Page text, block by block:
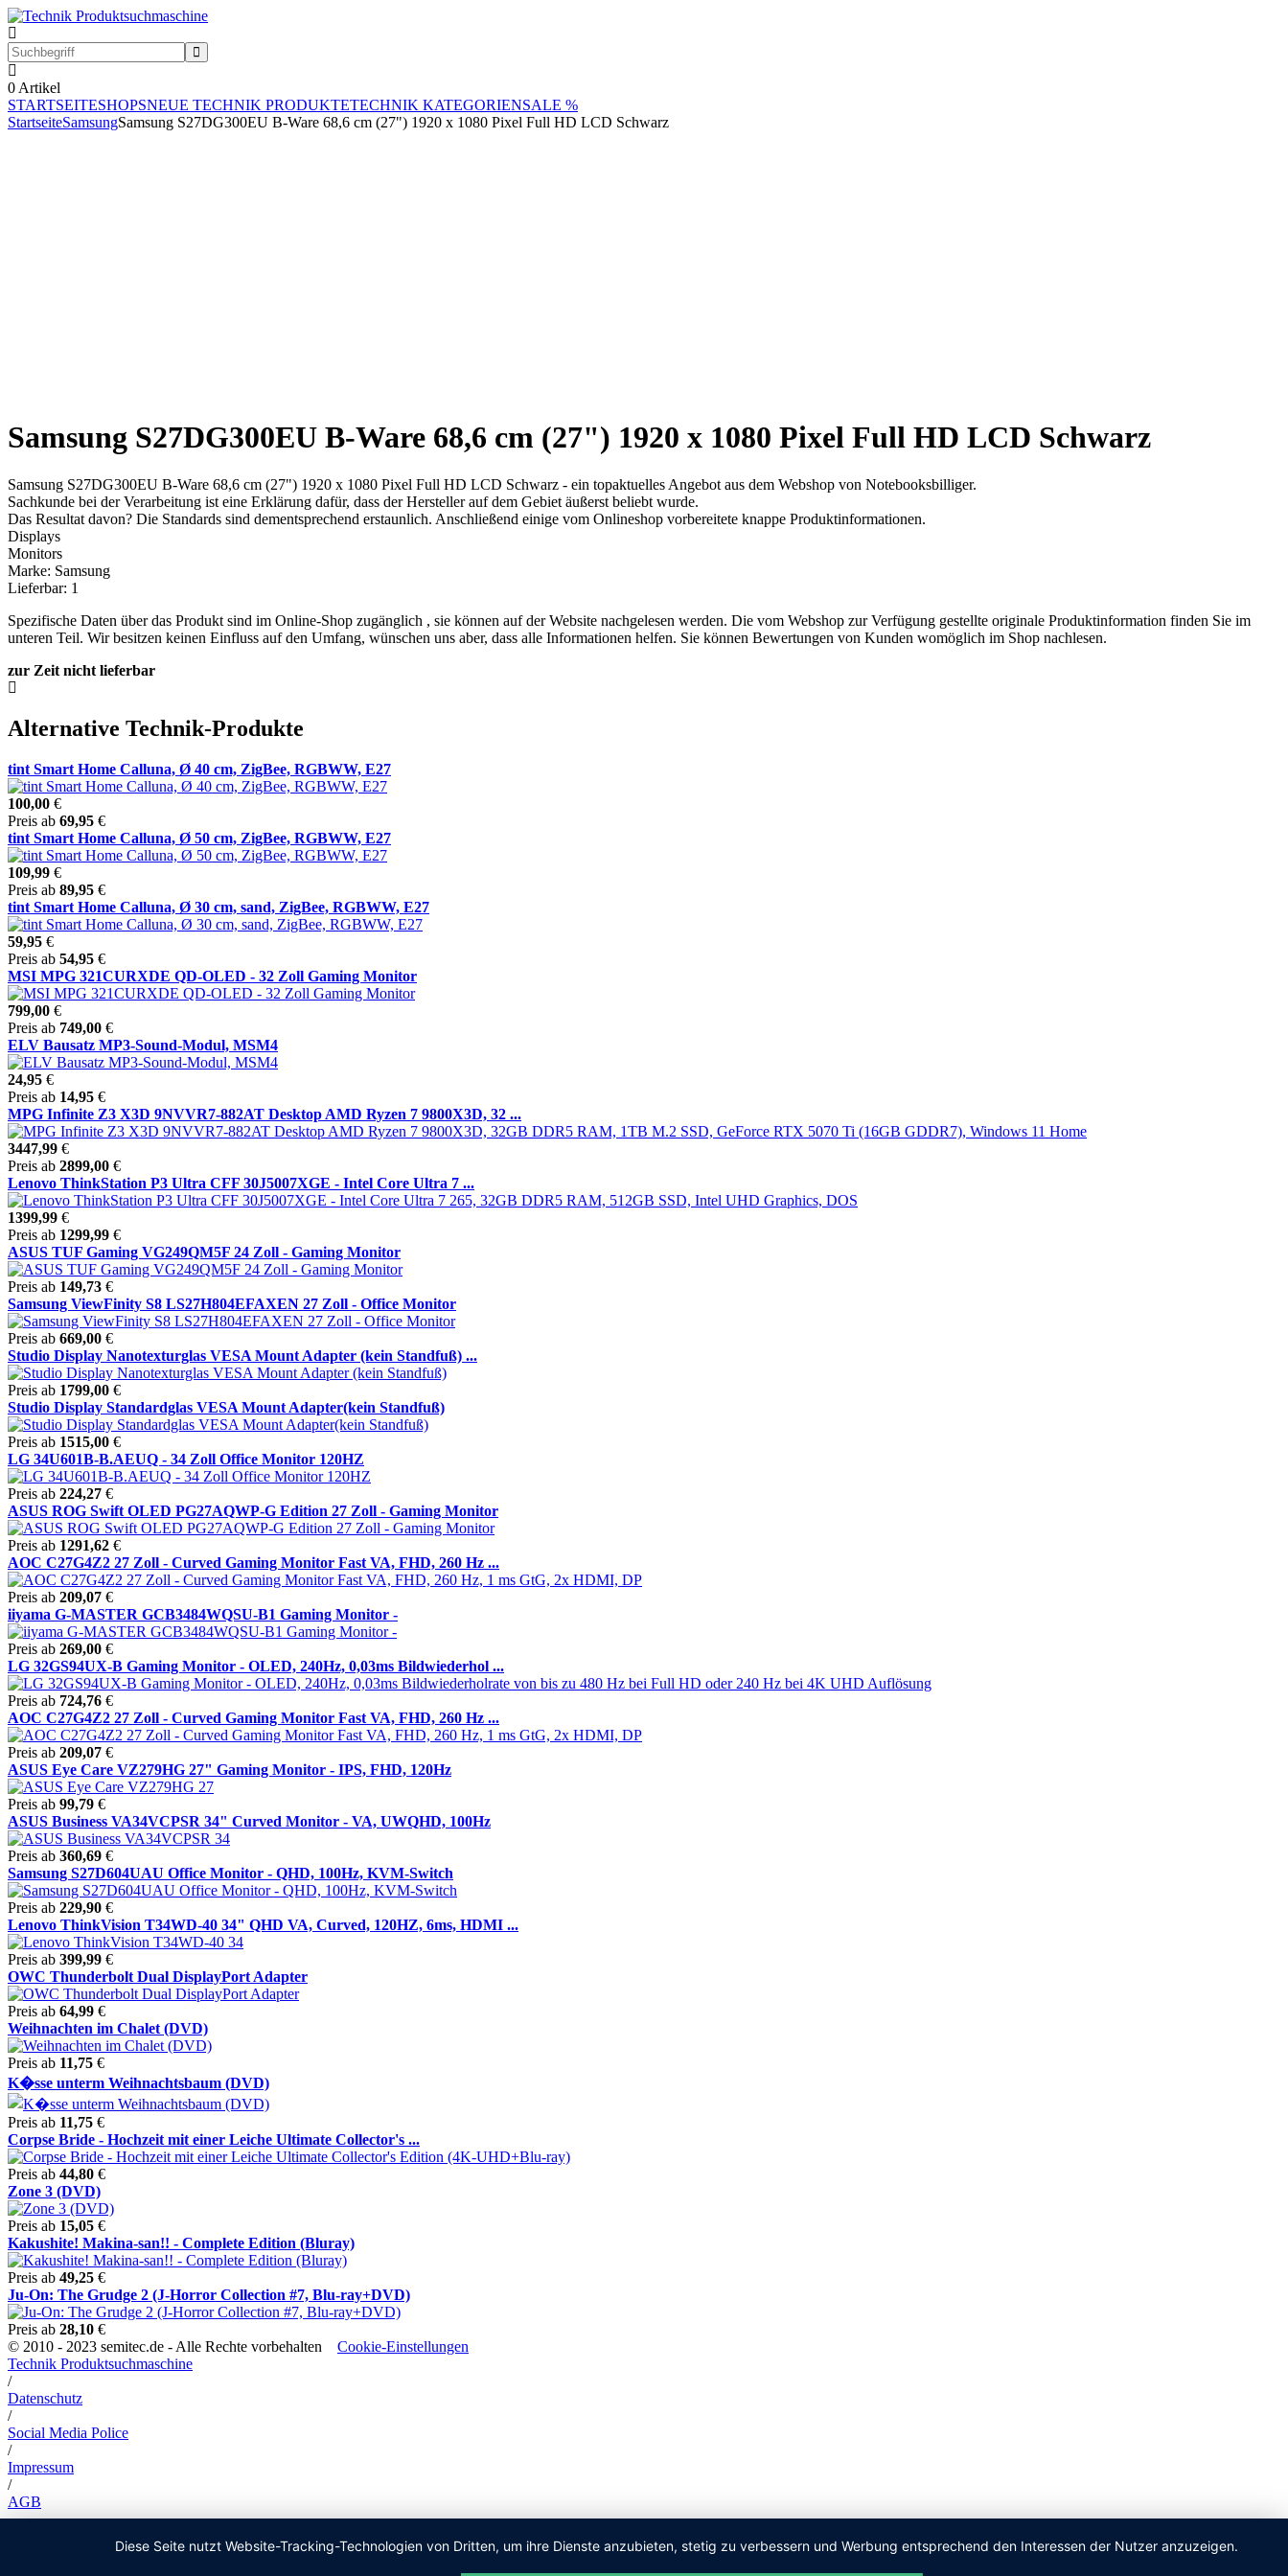
0 Artikel
STARTSEITESHOPSNEUE TECHNIK PRODUKTETECHNIK KATEGORIENSALE %
StartseiteSamsungSamsung S27DG300EU B-Ware 68,6 cm (27") 1920 x 1080 Pixel Full HD LCD Schwarz
Samsung S27DG300EU B-Ware 68,6 cm (27") 1920 x 1080 Pixel Full HD LCD Schwarz
Samsung S27DG300EU B-Ware 68,6 cm (27") 1920 x 1080 Pixel Full HD LCD Schwarz - ein topaktuelles Angebot aus dem Webshop von Notebooksbilliger.
Sachkunde bei der Verarbeitung ist eine Erklärung dafür, dass der Hersteller auf dem Gebiet äußerst beliebt wurde.
Das Resultat davon? Die Standards sind dementsprechend erstaunlich. Anschließend einige vom Onlineshop vorbereitete knappe Produktinformationen.
Displays
Monitors
Marke: Samsung
Lieferbar: 1
Spezifische Daten über das Produkt sind im Online-Shop zugänglich , sie können auf der Website nachgelesen werden. Die vom Webshop zur Verfügung gestellte originale Produktinformation finden Sie im
unteren Teil. Wir besitzen keinen Einfluss auf den Umfang, wünschen uns aber, dass alle Informationen helfen. Sie können Bewertungen von Kunden womöglich im Shop nachlesen.
zur Zeit nicht lieferbar
Alternative Technik-Produkte
tint Smart Home Calluna, Ø 40 cm, ZigBee, RGBWW, E27
100,00 €
Preis ab 69,95 €
tint Smart Home Calluna, Ø 50 cm, ZigBee, RGBWW, E27
109,99 €
Preis ab 89,95 €
tint Smart Home Calluna, Ø 30 cm, sand, ZigBee, RGBWW, E27
59,95 €
Preis ab 54,95 €
MSI MPG 321CURXDE QD-OLED - 32 Zoll Gaming Monitor
799,00 €
Preis ab 749,00 €
ELV Bausatz MP3-Sound-Modul, MSM4
24,95 €
Preis ab 14,95 €
MPG Infinite Z3 X3D 9NVVR7-882AT Desktop AMD Ryzen 7 9800X3D, 32 ...
3447,99 €
Preis ab 2899,00 €
Lenovo ThinkStation P3 Ultra CFF 30J5007XGE - Intel Core Ultra 7 ...
1399,99 €
Preis ab 1299,99 €
ASUS TUF Gaming VG249QM5F 24 Zoll - Gaming Monitor
Preis ab 149,73 €
Samsung ViewFinity S8 LS27H804EFAXEN 27 Zoll - Office Monitor
Preis ab 669,00 €
Studio Display Nanotexturglas VESA Mount Adapter (kein Standfuß) ...
Preis ab 1799,00 €
Studio Display Standardglas VESA Mount Adapter(kein Standfuß)
Preis ab 1515,00 €
LG 34U601B-B.AEUQ - 34 Zoll Office Monitor 120HZ
Preis ab 224,27 €
ASUS ROG Swift OLED PG27AQWP-G Edition 27 Zoll - Gaming Monitor
Preis ab 1291,62 €
AOC C27G4Z2 27 Zoll - Curved Gaming Monitor Fast VA, FHD, 260 Hz ...
Preis ab 209,07 €
iiyama G-MASTER GCB3484WQSU-B1 Gaming Monitor -
Preis ab 269,00 €
LG 32GS94UX-B Gaming Monitor - OLED, 240Hz, 0,03ms Bildwiederhol ...
Preis ab 724,76 €
AOC C27G4Z2 27 Zoll - Curved Gaming Monitor Fast VA, FHD, 260 Hz ...
Preis ab 209,07 €
ASUS Eye Care VZ279HG 27" Gaming Monitor - IPS, FHD, 120Hz
Preis ab 99,79 €
ASUS Business VA34VCPSR 34" Curved Monitor - VA, UWQHD, 100Hz
Preis ab 360,69 €
Samsung S27D604UAU Office Monitor - QHD, 100Hz, KVM-Switch
Preis ab 229,90 €
Lenovo ThinkVision T34WD-40 34" QHD VA, Curved, 120HZ, 6ms, HDMI ...
Preis ab 399,99 €
OWC Thunderbolt Dual DisplayPort Adapter
Preis ab 64,99 €
Weihnachten im Chalet (DVD)
Preis ab 11,75 €
K�sse unterm Weihnachtsbaum (DVD)
Preis ab 11,75 €
Corpse Bride - Hochzeit mit einer Leiche Ultimate Collector's ...
Preis ab 44,80 €
Zone 3 (DVD)
Preis ab 15,05 €
Kakushite! Makina-san!! - Complete Edition (Bluray)
Preis ab 49,25 €
Ju-On: The Grudge 2 (J-Horror Collection #7, Blu-ray+DVD)
Preis ab 28,10 €
© 2010 - 2023 semitec.de - Alle Rechte vorbehalten Cookie-Einstellungen
Technik Produktsuchmaschine
/
Datenschutz
/
Social Media Police
/
Impressum
/
AGB
Diese Seite nutzt Website-Tracking-Technologien von Dritten, um ihre Dienste anzubieten, stetig zu verbessern und Werbung entsprechend den Interessen der Nutzer anzuzeigen.